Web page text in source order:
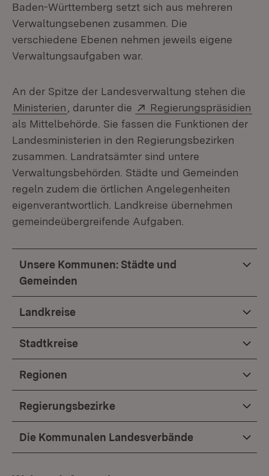
Baden-Württemberg setzt sich aus mehreren
Verwaltungsebenen zusammen. Die
verschiedene Ebenen nehmen jeweils eigene
Verwaltungsaufgaben war.
An der Spitze der Landesverwaltung stehen die
Ministerien
, darunter die Extern:
Regierungspräsidien
als Mittelbehörde. Sie fassen die Funktionen der
Landesministerien in den Regierungsbezirken
zusammen. Landratsämter sind untere
Verwaltungsbehörden. Städte und Gemeinden
regeln zudem die örtlichen Angelegenheiten
eigenverantwortlich. Landkreise übernehmen
gemeindeübergreifende Aufgaben.
Unsere Kommunen: Städte und
Gemeinden
Landkreise
Stadtkreise
Regionen
Regierungsbezirke
Die Kommunalen Landesverbände